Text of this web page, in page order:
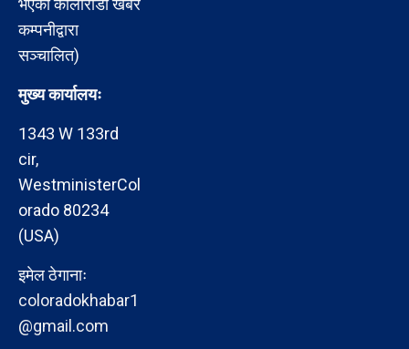
भएको कोलोराडो खबर
कम्पनीद्वारा
सञ्चालित)
मुख्य कार्यालयः
1343 W 133rd
cir,
WestministerCol
orado 80234
(USA)
इमेल ठेगानाः
coloradokhabar1
@gmail.com